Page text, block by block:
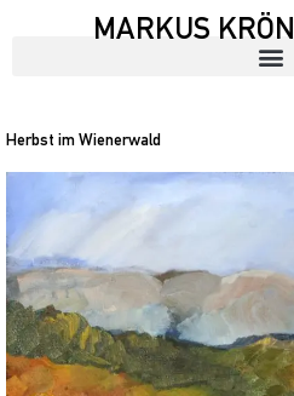
MARKUS KRÖN
Herbst im Wienerwald